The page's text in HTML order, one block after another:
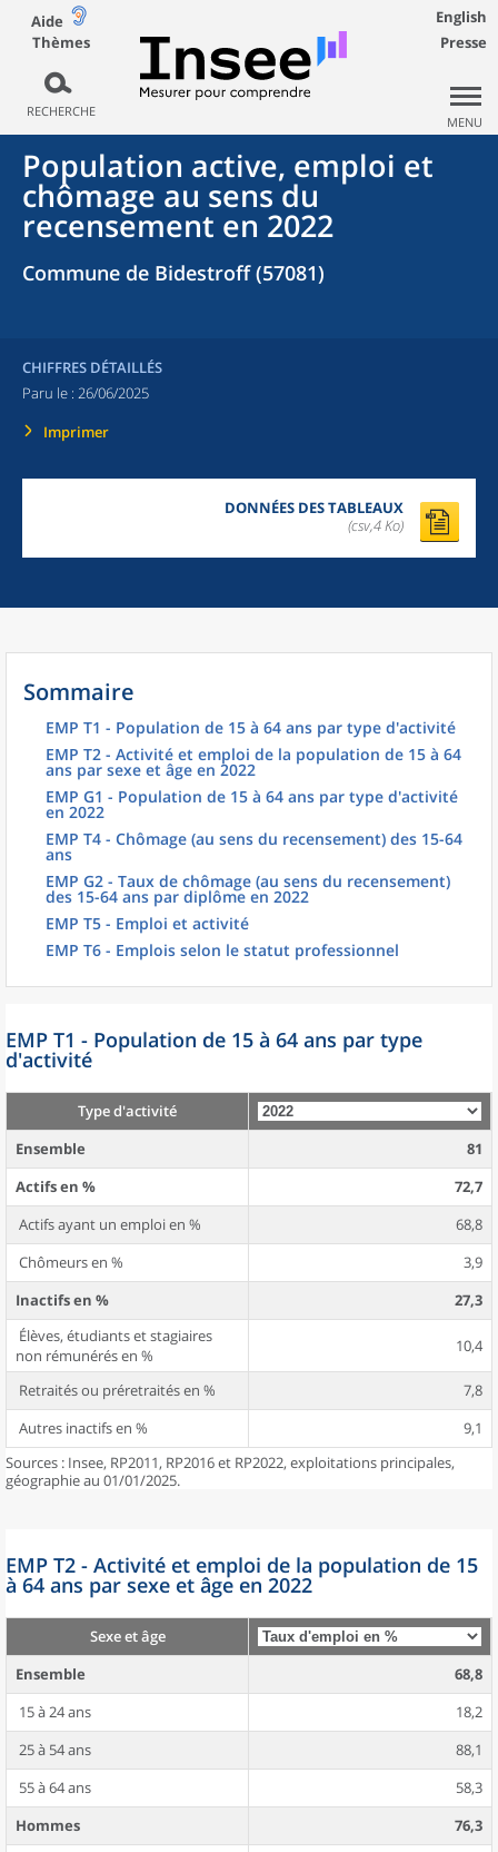
Aide
Thèmes
RECHERCHE
English
Presse
MENU
Population active, emploi et
chômage au sens du
recensement en 2022
Commune de Bidestroff (57081)
CHIFFRES DÉTAILLÉS
Paru le : 26/06/2025
Imprimer
DONNÉES DES TABLEAUX
(csv,4 Ko)
Sommaire
EMP T1 - Population de 15 à 64 ans par type d'activité
EMP T2 - Activité et emploi de la population de 15 à 64
ans par sexe et âge en 2022
EMP G1 - Population de 15 à 64 ans par type d'activité
en 2022
EMP T4 - Chômage (au sens du recensement) des 15-64
ans
EMP G2 - Taux de chômage (au sens du recensement)
des 15-64 ans par diplôme en 2022
EMP T5 - Emploi et activité
EMP T6 - Emplois selon le statut professionnel
EMP T1 - Population de 15 à 64 ans par type
d'activité
Type d'activité
Ensemble
81
Actifs en %
72,7
Actifs ayant un emploi en %
68,8
Chômeurs en %
3,9
Inactifs en %
27,3
Élèves, étudiants et stagiaires
non rémunérés en %
10,4
Retraités ou préretraités en %
7,8
Autres inactifs en %
9,1
Sources : Insee, RP2011, RP2016 et RP2022, exploitations principales,
géographie au 01/01/2025.
EMP T2 - Activité et emploi de la population de 15
à 64 ans par sexe et âge en 2022
Sexe et âge
Ensemble
68,8
15 à 24 ans
18,2
25 à 54 ans
88,1
55 à 64 ans
58,3
Hommes
76,3